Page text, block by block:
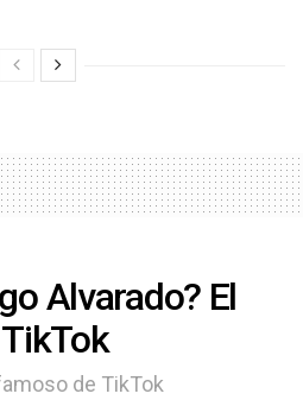
Alvarado? El
de TikTok